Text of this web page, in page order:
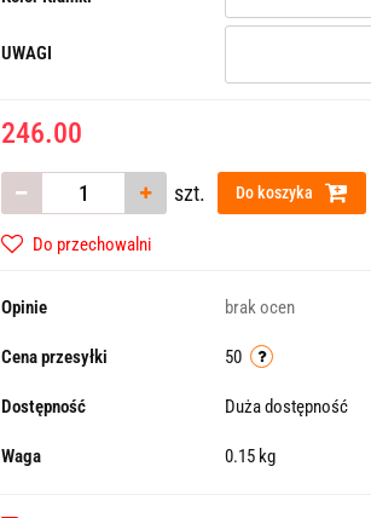
UWAGI
246.00
szt. Do koszyka
Do przechowalni
Opinie brak ocen
Cena przesyłki 50
Dostępność Duża dostępność
Waga 0.15 kg